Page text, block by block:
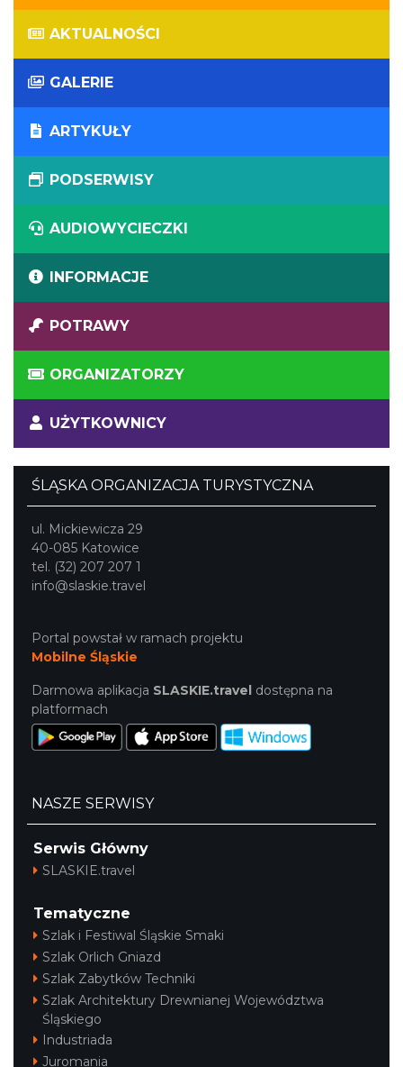
AKTUALNOŚCI
GALERIE
ARTYKUŁY
PODSERWISY
AUDIOWYCIECZKI
INFORMACJE
POTRAWY
ORGANIZATORZY
UŻYTKOWNICY
ŚLĄSKA ORGANIZACJA TURYSTYCZNA
ul. Mickiewicza 29
40-085 Katowice
tel. (32) 207 207 1
info@slaskie.travel
Portal powstał w ramach projektu
Mobilne Śląskie
Darmowa aplikacja SLASKIE.travel dostępna na
platformach
NASZE SERWISY
Serwis Główny
SLASKIE.travel
Tematyczne
Szlak i Festiwal Śląskie Smaki
Szlak Orlich Gniazd
Szlak Zabytków Techniki
Szlak Architektury Drewnianej Województwa
Śląskiego
Industriada
Juromania